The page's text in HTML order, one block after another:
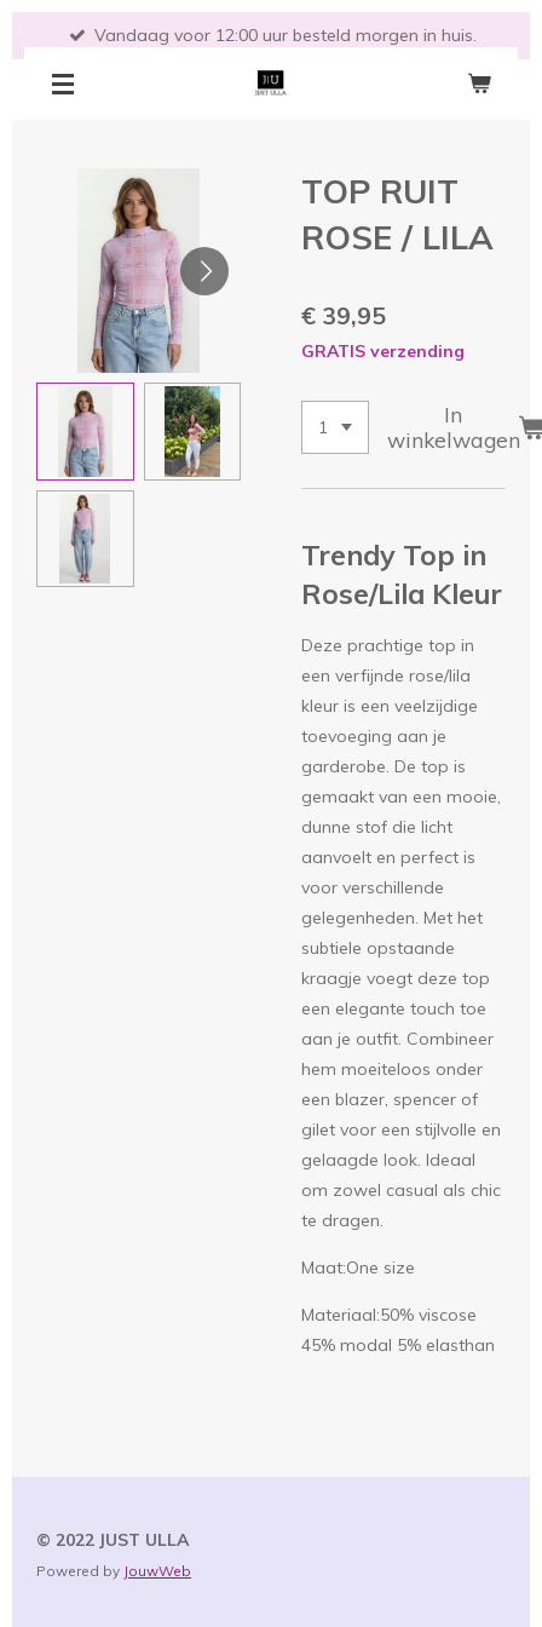
direct
Vandaag voor 12:00 uur besteld morgen in huis.
TOP RUIT
ROSE / LILA
€ 39,95
GRATIS verzending
In
winkelwagen
Trendy Top in
Rose/Lila Kleur
Deze prachtige top in
een verfijnde rose/lila
kleur is een veelzijdige
toevoeging aan je
garderobe. De top is
gemaakt van een mooie,
dunne stof die licht
aanvoelt en perfect is
voor verschillende
gelegenheden. Met het
subtiele opstaande
kraagje voegt deze top
een elegante touch toe
aan je outfit. Combineer
hem moeiteloos onder
een blazer, spencer of
gilet voor een stijlvolle en
gelaagde look. Ideaal
om zowel casual als chic
te dragen.
Maat:One size
Materiaal:50% viscose
45% modal 5% elasthan
© 2022 JUST ULLA
Powered by JouwWeb